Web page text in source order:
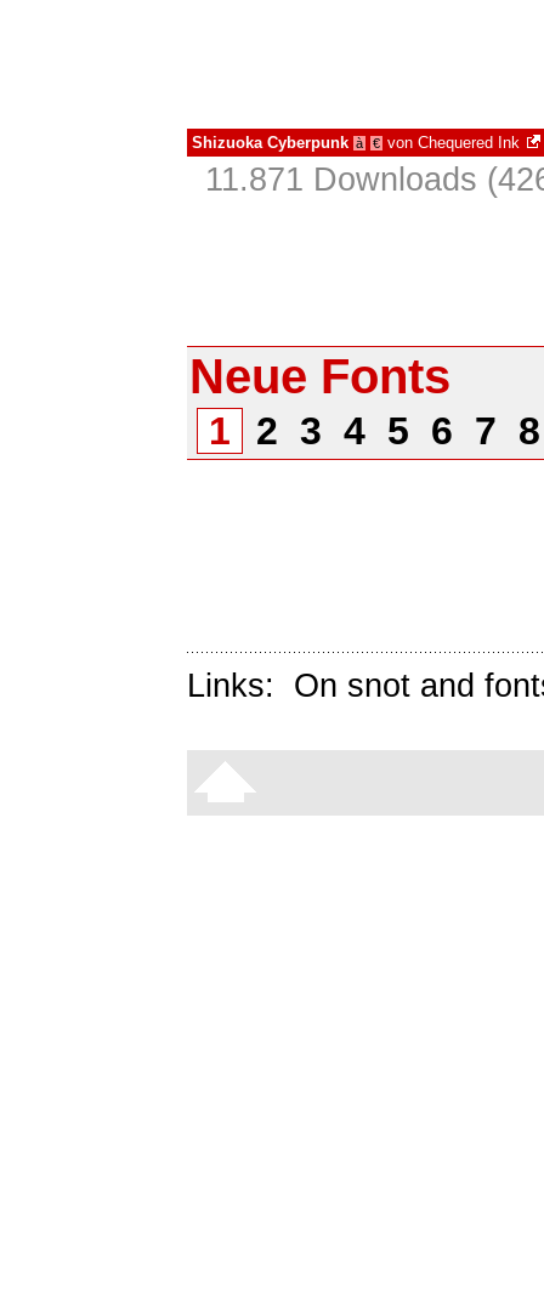
Shizuoka Cyberpunk à € von Chequered Ink
11.871 Downloads
Neue Fonts
1 2 3 4 5 6 7
Links: On snot and